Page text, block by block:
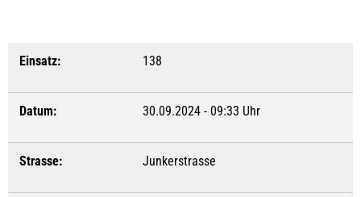
Einsatz: 138
Datum: 30.09.2024 - 09:33 Uhr
Strasse: Junkerstrasse